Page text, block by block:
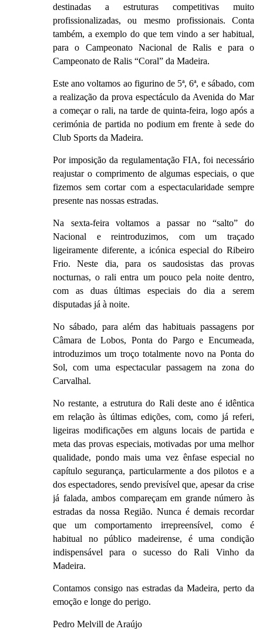
destinadas a estruturas competitivas muito
profissionalizadas, ou mesmo profissionais. Conta
também, a exemplo do que tem vindo a ser habitual,
para o Campeonato Nacional de Ralis e para o
Campeonato de Ralis “Coral” da Madeira.
Este ano voltamos ao figurino de 5ª, 6ª, e sábado, com
a realização da prova espectáculo da Avenida do Mar
a começar o rali, na tarde de quinta-feira, logo após a
cerimónia de partida no podium em frente à sede do
Club Sports da Madeira.
Por imposição da regulamentação FIA, foi necessário
reajustar o comprimento de algumas especiais, o que
fizemos sem cortar com a espectacularidade sempre
presente nas nossas estradas.
Na sexta-feira voltamos a passar no “salto” do
Nacional e reintroduzimos, com um traçado
ligeiramente diferente, a icónica especial do Ribeiro
Frio. Neste dia, para os saudosistas das provas
nocturnas, o rali entra um pouco pela noite dentro,
com as duas últimas especiais do dia a serem
disputadas já à noite.
No sábado, para além das habituais passagens por
Câmara de Lobos, Ponta do Pargo e Encumeada,
introduzimos um troço totalmente novo na Ponta do
Sol, com uma espectacular passagem na zona do
Carvalhal.
No restante, a estrutura do Rali deste ano é idêntica
em relação às últimas edições, com, como já referi,
ligeiras modificações em alguns locais de partida e
meta das provas especiais, motivadas por uma melhor
qualidade, pondo mais uma vez ênfase especial no
capítulo segurança, particularmente a dos pilotos e a
dos espectadores, sendo previsível que, apesar da crise
já falada, ambos compareçam em grande número às
estradas da nossa Região. Nunca é demais recordar
que um comportamento irrepreensível, como é
habitual no público madeirense, é uma condição
indispensável para o sucesso do Rali Vinho da
Madeira.
Contamos consigo nas estradas da Madeira, perto da
emoção e longe do perigo.
Pedro Melvill de Araújo